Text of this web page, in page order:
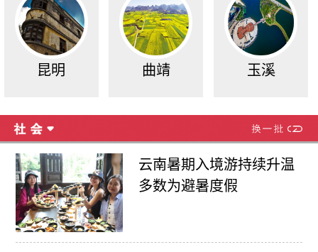
昆明 曲靖 玉溪
云南暑期入境游持续升温
多数为避暑度假